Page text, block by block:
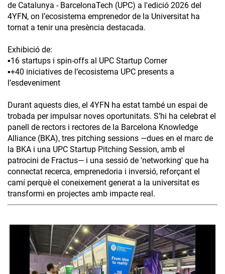
de Catalunya - BarcelonaTech (UPC) a l'edició 2026 del
4YFN, on l’ecosistema emprenedor de la Universitat ha
tornat a tenir una presència destacada.
Exhibició de:
▪️16 startups i spin-offs al UPC Startup Corner
▪️+40 iniciatives de l’ecosistema UPC presents a
l’esdeveniment
Durant aquests dies, el 4YFN ha estat també un espai de
trobada per impulsar noves oportunitats. S’hi ha celebrat el
panell de rectors i rectores de la Barcelona Knowledge
Alliance (BKA), tres pitching sessions —dues en el marc de
la BKA i una UPC Startup Pitching Session, amb el
patrocini de Fractus— i una sessió de 'networking' que ha
connectat recerca, emprenedoria i inversió, reforçant el
camí perquè el coneixement generat a la universitat es
transformi en projectes amb impacte real.